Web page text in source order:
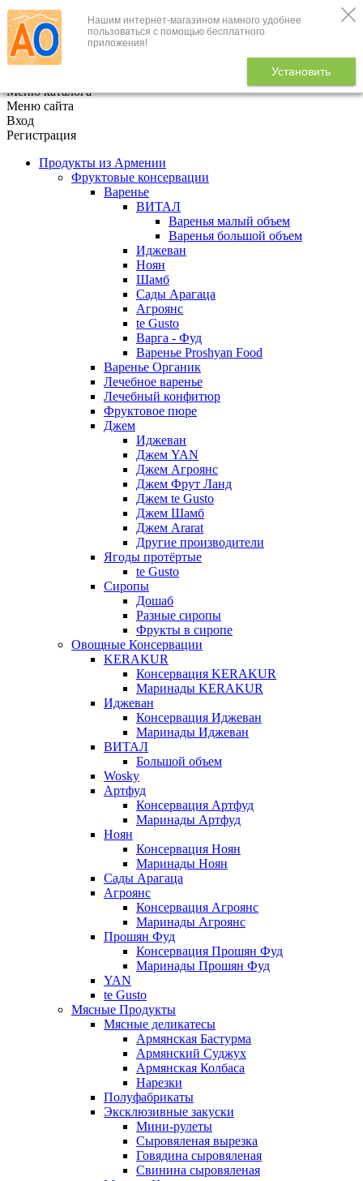
Нашим интернет-магазином намного удобнее
пользоваться с помощью бесплатного
приложения!
Установить
+7 (495) 646-888-1
В корзине
Меню каталога
Меню сайта
Вход
Регистрация
Продукты из Армении
Фруктовые консервации
Варенье
ВИТАЛ
Варенья малый объем
Варенья большой объем
Иджеван
Ноян
Шамб
Сады Арагаца
Агроянс
te Gusto
Варга - Фуд
Варенье Proshyan Food
Варенье Органик
Лечебное варенье
Лечебный конфитюр
Фруктовое пюре
Джем
Иджеван
Джем YAN
Джем Агроянс
Джем Фрут Ланд
Джем te Gusto
Джем Шамб
Джем Ararat
Другие производители
Ягоды протёртые
te Gusto
Сиропы
Дошаб
Разные сиропы
Фрукты в сиропе
Овощные Консервации
KERAKUR
Консервация KERAKUR
Маринады KERAKUR
Иджеван
Консервация Иджеван
Маринады Иджеван
ВИТАЛ
Большой объем
Wosky
Артфуд
Консервация Артфуд
Маринады Артфуд
Ноян
Консервация Ноян
Маринады Ноян
Сады Арагаца
Агроянс
Консервация Агроянс
Маринады Агроянс
Прошян Фуд
Консервация Прошян Фуд
Маринады Прошян Фуд
YAN
te Gusto
Мясные Продукты
Мясные деликатесы
Армянская Бастурма
Армянский Суджух
Армянская Колбаса
Нарезки
Полуфабрикаты
Эксклюзивные закуски
Мини-рулеты
Сыровяленая вырезка
Говядина сыровяленая
Свинина сыровяленая